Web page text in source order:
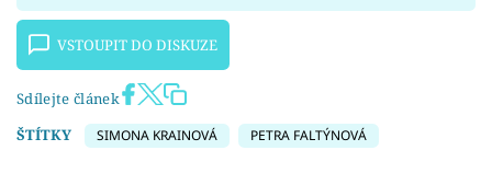
VSTOUPIT DO DISKUZE
Sdílejte článek
ŠTÍTKY
SIMONA KRAINOVÁ PETRA FALTÝNOVÁ